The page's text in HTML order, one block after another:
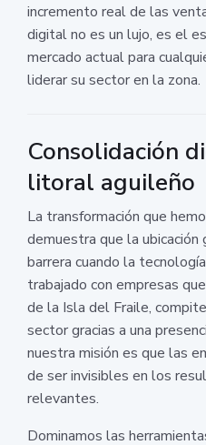
incremento real de las
digital no es un lujo, es el
mercado actual para
liderar su sector en la zona.
Consolidación
litoral aguileño
La transformación que
demuestra que la ubicación
barrera cuando la
trabajado con empresas
de la Isla del Fraile,
sector gracias a una
nuestra misión es que las
de ser invisibles en los
relevantes.
Dominamos las